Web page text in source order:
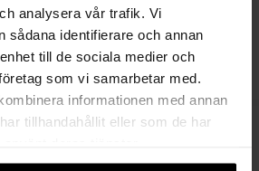
analysera vår trafik. Vi
sådana identifierare och annan
till de sociala medier och
som vi samarbetar med.
informationen med annan
tillhandahållit eller som de har
Satilly Skirt
SAMSOE SAMSOE
1 899 SEK